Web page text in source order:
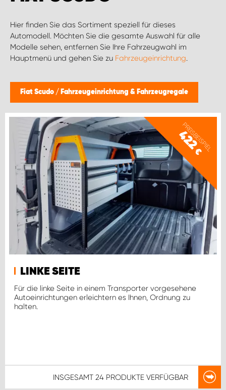
Hier finden Sie das Sortiment speziell für dieses
Automodell. Möchten Sie die gesamte Auswahl für alle
Modelle sehen, entfernen Sie Ihre Fahrzeugwahl im
Hauptmenü und gehen Sie zu Fahrzeugeinrichtung.
Fiat Scudo / Fahrzeugeinrichtung & Fahrzeugregale
PREISBEISPIEL
422
€
LINKE SEITE
Für die linke Seite in einem Transporter vorgesehene
Autoeinrichtungen erleichtern es Ihnen, Ordnung zu
halten.
INSGESAMT 24 PRODUKTE VERFÜGBAR